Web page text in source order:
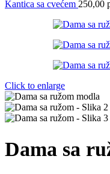
Kantica sa cvećem 250,00
Click to enlarge
Dama sa